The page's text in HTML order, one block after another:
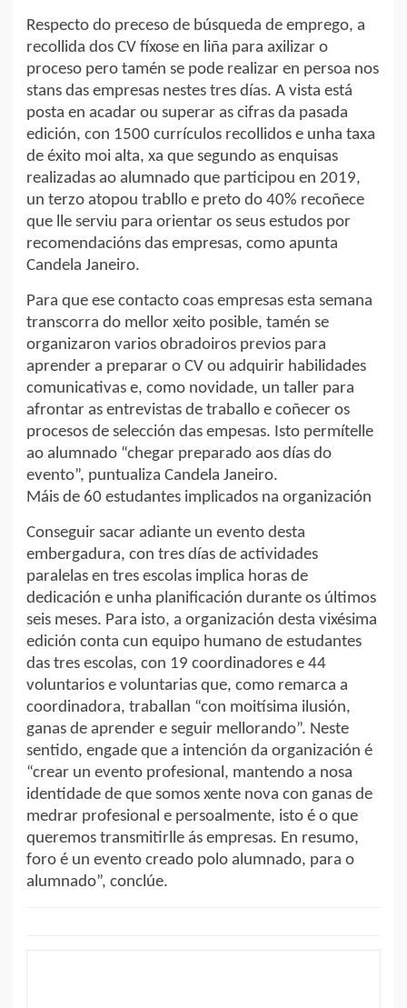
Respecto do preceso de búsqueda de emprego, a
recollida dos CV fíxose en liña para axilizar o
proceso pero tamén se pode realizar en persoa nos
stans das empresas nestes tres días. A vista está
posta en acadar ou superar as cifras da pasada
edición, con 1500 currículos recollidos e unha taxa
de éxito moi alta, xa que segundo as enquisas
realizadas ao alumnado que participou en 2019,
un terzo atopou trabllo e preto do 40% recoñece
que lle serviu para orientar os seus estudos por
recomendacións das empresas, como apunta
Candela Janeiro.
Para que ese contacto coas empresas esta semana
transcorra do mellor xeito posible, tamén se
organizaron varios obradoiros previos para
aprender a preparar o CV ou adquirir habilidades
comunicativas e, como novidade, un taller para
afrontar as entrevistas de traballo e coñecer os
procesos de selección das empesas. Isto permítelle
ao alumnado “chegar preparado aos días do
evento”, puntualiza Candela Janeiro.
Máis de 60 estudantes implicados na organización
Conseguir sacar adiante un evento desta
embergadura, con tres días de actividades
paralelas en tres escolas implica horas de
dedicación e unha planificación durante os últimos
seis meses. Para isto, a organización desta vixésima
edición conta cun equipo humano de estudantes
das tres escolas, con 19 coordinadores e 44
voluntarios e voluntarias que, como remarca a
coordinadora, traballan “con moitísima ilusión,
ganas de aprender e seguir mellorando”. Neste
sentido, engade que a intención da organización é
“crear un evento profesional, mantendo a nosa
identidade de que somos xente nova con ganas de
medrar profesional e persoalmente, isto é o que
queremos transmitirlle ás empresas. En resumo,
foro é un evento creado polo alumnado, para o
alumnado”, conclúe.